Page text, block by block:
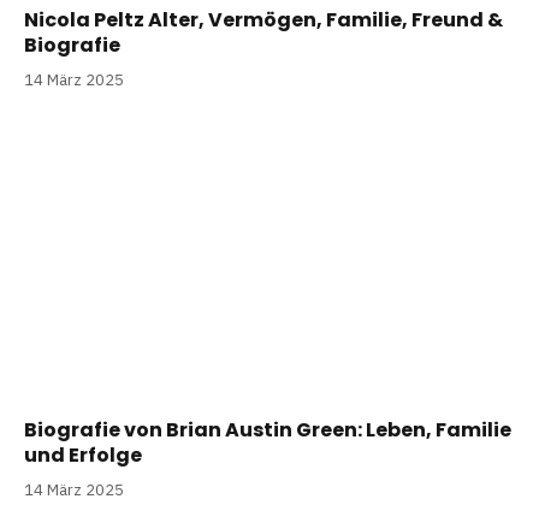
Nicola Peltz Alter, Vermögen, Familie, Freund &
Biografie
14 März 2025
Biografie von Brian Austin Green: Leben, Familie
und Erfolge
14 März 2025